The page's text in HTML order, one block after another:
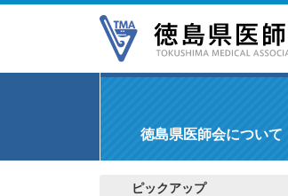
徳島県医師会について
ピックアップ